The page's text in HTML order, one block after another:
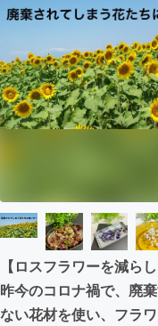
テクノロジ
映像・映画
ビジネス・
まちづくり
CAMPFIRE for
CAMPFIREふ
【ロスフラワーを減ら
昨今のコロナ禍で、廃
ない花材を使い、フラ